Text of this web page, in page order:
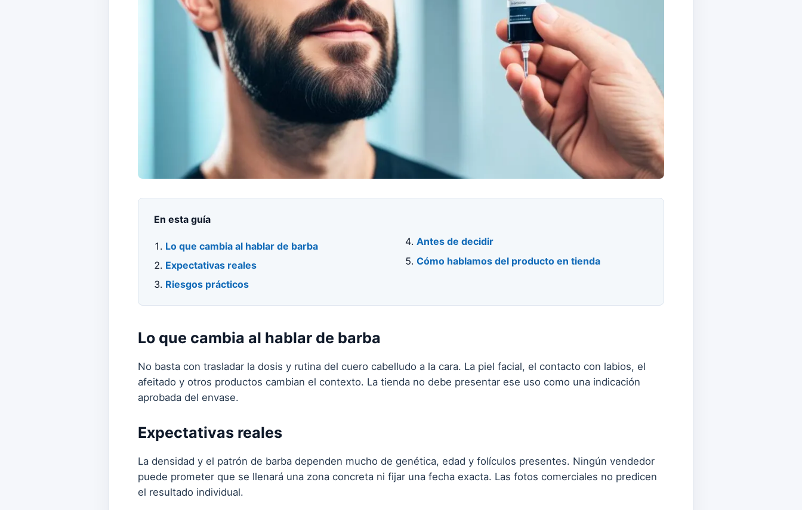
En esta guía
Lo que cambia al hablar de barba
Expectativas reales
Riesgos prácticos
Antes de decidir
Cómo hablamos del producto en tienda
Lo que cambia al hablar de barba
No basta con trasladar la dosis y rutina del cuero cabelludo a la cara. La piel facial, el contacto con labios, el
afeitado y otros productos cambian el contexto. La tienda no debe presentar ese uso como una indicación
aprobada del envase.
Expectativas reales
La densidad y el patrón de barba dependen mucho de genética, edad y folículos presentes. Ningún vendedor
puede prometer que se llenará una zona concreta ni fijar una fecha exacta. Las fotos comerciales no predicen
el resultado individual.